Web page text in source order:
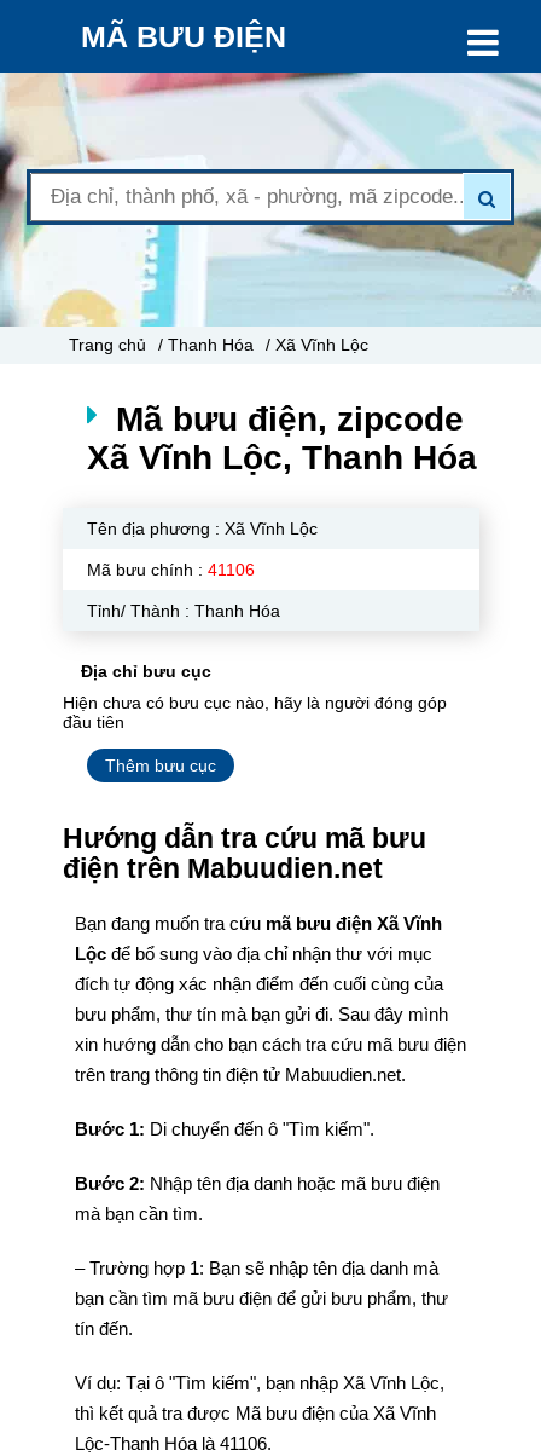
MÃ BƯU ĐIỆN
Trang chủ / Thanh Hóa / Xã Vĩnh Lộc
Mã bưu điện, zipcode
Xã Vĩnh Lộc, Thanh Hóa
Tên địa phương : Xã Vĩnh Lộc
Mã bưu chính : 41106
Tỉnh/ Thành : Thanh Hóa
Địa chỉ bưu cục
Hiện chưa có bưu cục nào, hãy là người đóng góp
đầu tiên
Thêm bưu cục
Hướng dẫn tra cứu mã bưu
điện trên Mabuudien.net
Bạn đang muốn tra cứu mã bưu điện Xã Vĩnh
Lộc để bổ sung vào địa chỉ nhận thư với mục
đích tự động xác nhận điểm đến cuối cùng của
bưu phẩm, thư tín mà bạn gửi đi. Sau đây mình
xin hướng dẫn cho bạn cách tra cứu mã bưu điện
trên trang thông tin điện tử Mabuudien.net.
Bước 1: Di chuyển đến ô "Tìm kiếm".
Bước 2: Nhập tên địa danh hoặc mã bưu điện
mà bạn cần tìm.
– Trường hợp 1: Bạn sẽ nhập tên địa danh mà
bạn cần tìm mã bưu điện để gửi bưu phẩm, thư
tín đến.
Ví dụ: Tại ô "Tìm kiếm", bạn nhập Xã Vĩnh Lộc,
thì kết quả tra được Mã bưu điện của Xã Vĩnh
Lộc-Thanh Hóa là 41106.